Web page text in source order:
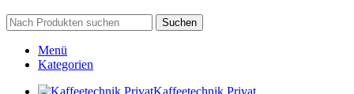
Suchen
Menü
Kategorien